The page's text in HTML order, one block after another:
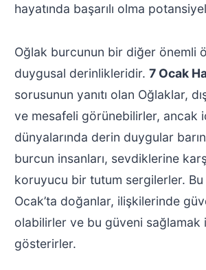
hayatında başarılı olma
Oğlak burcunun bir diğer önemli
duygusal derinlikleridir. 7 Ocak
sorusunun yanıtı olan Oğlaklar,
ve mesafeli görünebilirler, ancak
dünyalarında derin duygular
burcun insanları, sevdiklerine
koruyucu bir tutum sergilerler. Bu
Ocak’ta doğanlar, ilişkilerinde
olabilirler ve bu güveni sağlamak
gösterirler.